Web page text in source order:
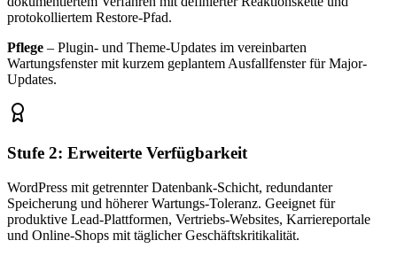
protokolliertem Restore-Pfad.
Pflege – Plugin- und Theme-Updates im vereinbarten
Wartungsfenster mit kurzem geplantem Ausfallfenster für Major-
Updates.
Stufe 2: Erweiterte Verfügbarkeit
WordPress mit getrennter Datenbank-Schicht, redundanter
Speicherung und höherer Wartungs-Toleranz. Geeignet für
produktive Lead-Plattformen, Vertriebs-Websites, Karriereportale
und Online-Shops mit täglicher Geschäftskritikalität.